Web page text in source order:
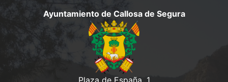
Ayuntamiento de Callosa de Segura